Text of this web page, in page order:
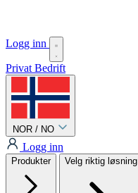
Logg inn
Privat Bedrift
NOR / NO
Logg inn
Produkter Velg riktig løsning